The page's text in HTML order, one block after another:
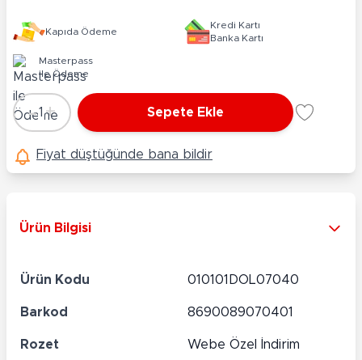
Kapıda Ödeme
Kredi Kartı
Banka Kartı
Masterpass
ile Ödeme
Adet
-1 + Sepete Ekle
Fiyat düştüğünde bana bildir
Ürün Bilgisi
Ürün Kodu 010101DOL07040
Barkod 8690089070401
Rozet Webe Özel İndirim